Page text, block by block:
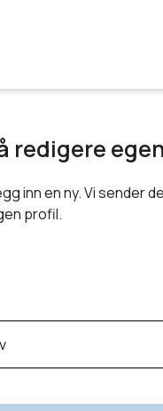
redigere
inn en ny. Vi sender
profil.